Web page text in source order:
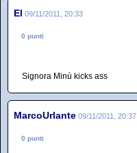
El 09/11/2011, 20:33
0 punti
Signora Minù kicks ass
MarcoUrlante 09/11/2011, 20:37
0 punti